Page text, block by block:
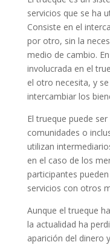
servicios que se ha
Consiste en el
por otro, sin la
medio de cambio.
involucrada en el
el otro necesita, y
intercambiar los
El trueque puede
comunidades o
utilizan
en el caso de los
participantes
servicios con otros
Aunque el trueque
la actualidad ha
aparición del dinero